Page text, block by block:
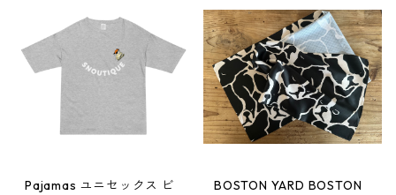
Pajamas ユニセックス ビ
BOSTON YARD BOSTON